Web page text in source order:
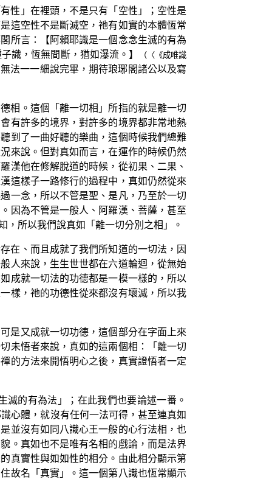
性」在裡頭，不是只有「空性」；空性是
這空性不是斷滅空，祂有如實的本體恆常
所言：【阿賴耶識是一個念念生滅的有為
識，恆無間斷，猶如瀑流。】
（〈《成唯識
法一一細說完畢，期待琅琊閣諸公以及寫
相。這個「離一切相」所指的就是離一切
有許多的境界，對許多的境界都非常地熱
到了一曲好聽的樂曲，這個時候我們總難
來說。但對真如而言，在運作的時候仍然
漢他在修解脫道的時候，從初果、二果、
這樣子一路修行的過程中，真如仍然從來
一念，所以不管是聖、是凡，乃至於一切
因為不管是一般人、阿羅漢、菩薩，甚至
所以我們說真如「離一切分別之相」。
在、而且成就了我們所知道的一切法，因
人來說，生生世世都在六道輪迴，從無始
成就一切法的功德都是一模一樣的，所以
樣，祂的功德性從來都沒有壞滅，所以我
是又成就一切功德，這個部分在字面上來
未悟者來說，真如的這兩個相：「離一切
的方法來開悟明心之後，真實證悟者一定
的有為法」；在此我們也要論述一番。
心體，就沒有任何一法可得，甚至連真如
並沒有如同八識心王一般的心行法相，也
。真如也不是唯有名相的戲論，而是法界
真實性與如如性的相分。由此相分顯示第
故名「真實」。這一個第八識也恆常顯示